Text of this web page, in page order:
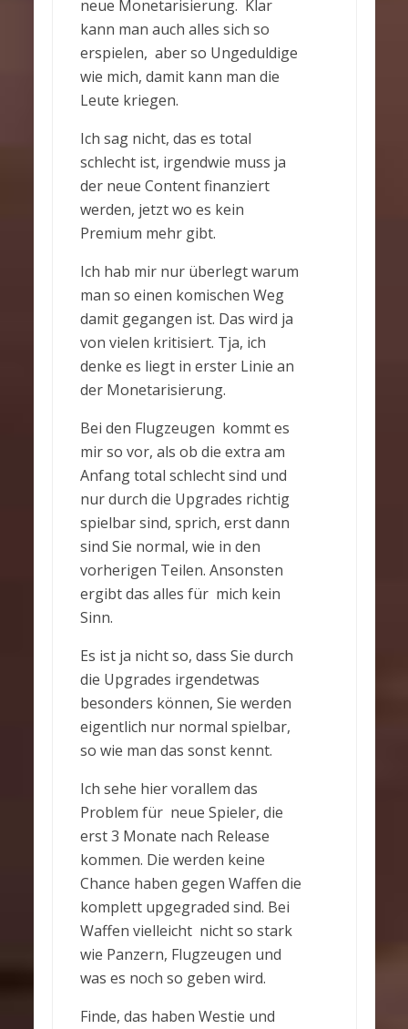
neue Monetarisierung. Klar
kann man auch alles sich so
erspielen, aber so Ungeduldige
wie mich, damit kann man die
Leute kriegen.
Ich sag nicht, das es total
schlecht ist, irgendwie muss ja
der neue Content finanziert
werden, jetzt wo es kein
Premium mehr gibt.
Ich hab mir nur überlegt warum
man so einen komischen Weg
damit gegangen ist. Das wird ja
von vielen kritisiert. Tja, ich
denke es liegt in erster Linie an
der Monetarisierung.
Bei den Flugzeugen kommt es
mir so vor, als ob die extra am
Anfang total schlecht sind und
nur durch die Upgrades richtig
spielbar sind, sprich, erst dann
sind Sie normal, wie in den
vorherigen Teilen. Ansonsten
ergibt das alles für mich kein
Sinn.
Es ist ja nicht so, dass Sie durch
die Upgrades irgendetwas
besonders können, Sie werden
eigentlich nur normal spielbar,
so wie man das sonst kennt.
Ich sehe hier vorallem das
Problem für neue Spieler, die
erst 3 Monate nach Release
kommen. Die werden keine
Chance haben gegen Waffen die
komplett upgegraded sind. Bei
Waffen vielleicht nicht so stark
wie Panzern, Flugzeugen und
was es noch so geben wird.
Finde, das haben Westie und